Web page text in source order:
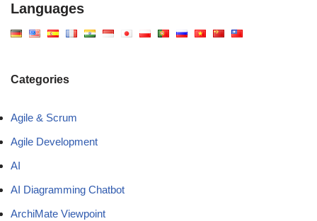
Languages
Categories
Agile & Scrum
Agile Development
AI
AI Diagramming Chatbot
ArchiMate Viewpoint